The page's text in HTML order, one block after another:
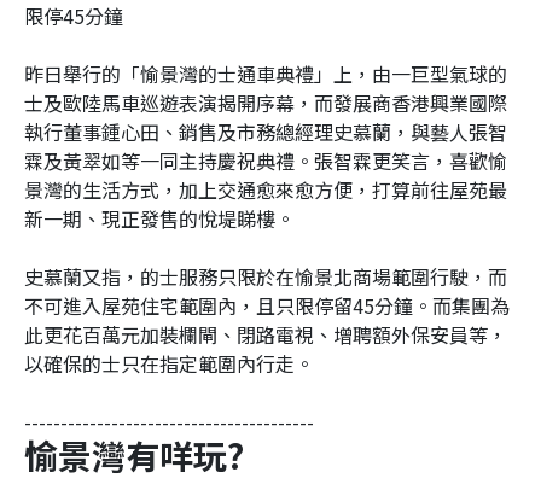
限停45分鐘
昨日舉行的「愉景灣的士通車典禮」上，由一巨型氣球的
士及歐陸馬車巡遊表演揭開序幕，而發展商香港興業國際
執行董事鍾心田、銷售及市務總經理史慕蘭，與藝人張智
霖及黃翠如等一同主持慶祝典禮。張智霖更笑言，喜歡愉
景灣的生活方式，加上交通愈來愈方便，打算前往屋苑最
新一期、現正發售的悅堤睇樓。
史慕蘭又指，的士服務只限於在愉景北商場範圍行駛，而
不可進入屋苑住宅範圍內，且只限停留45分鐘。而集團為
此更花百萬元加裝欄閘、閉路電視、增聘額外保安員等，
以確保的士只在指定範圍內行走。
----------------------------------------
愉景灣有咩玩?